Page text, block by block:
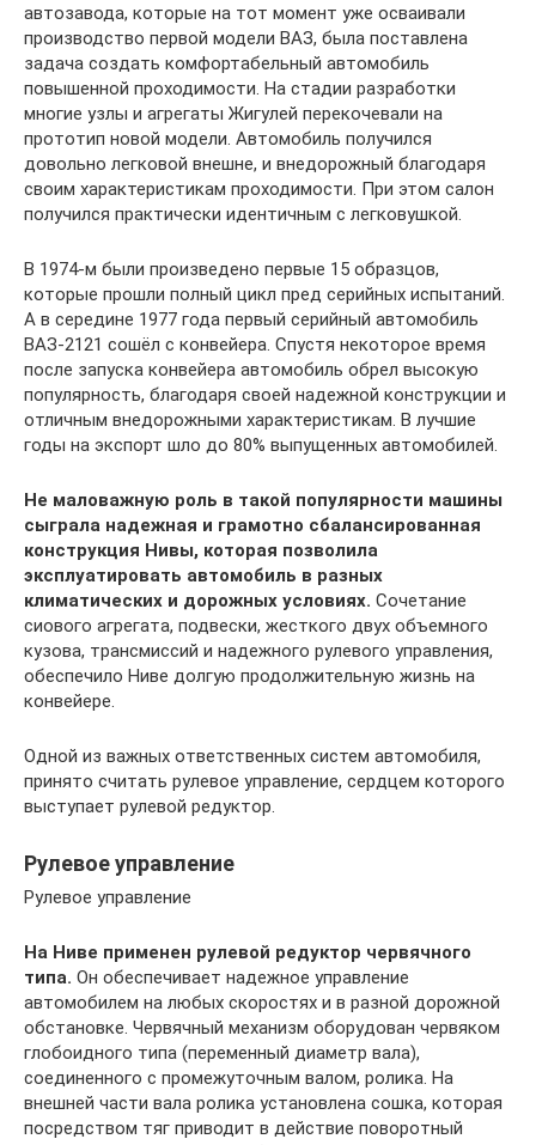
автозавода, которые на тот момент уже осваивали
производство первой модели ВАЗ, была поставлена
задача создать комфортабельный автомобиль
повышенной проходимости. На стадии разработки
многие узлы и агрегаты Жигулей перекочевали на
прототип новой модели. Автомобиль получился
довольно легковой внешне, и внедорожный благодаря
своим характеристикам проходимости. При этом салон
получился практически идентичным с легковушкой.
В 1974-м были произведено первые 15 образцов,
которые прошли полный цикл пред серийных испытаний.
А в середине 1977 года первый серийный автомобиль
ВАЗ-2121 сошёл с конвейера. Спустя некоторое время
после запуска конвейера автомобиль обрел высокую
популярность, благодаря своей надежной конструкции и
отличным внедорожными характеристикам. В лучшие
годы на экспорт шло до 80% выпущенных автомобилей.
Не маловажную роль в такой популярности машины
сыграла надежная и грамотно сбалансированная
конструкция Нивы, которая позволила
эксплуатировать автомобиль в разных
климатических и дорожных условиях. Сочетание
сиового агрегата, подвески, жесткого двух объемного
кузова, трансмиссий и надежного рулевого управления,
обеспечило Ниве долгую продолжительную жизнь на
конвейере.
Одной из важных ответственных систем автомобиля,
принято считать рулевое управление, сердцем которого
выступает рулевой редуктор.
Рулевое управление
Рулевое управление
На Ниве применен рулевой редуктор червячного
типа. Он обеспечивает надежное управление
автомобилем на любых скоростях и в разной дорожной
обстановке. Червячный механизм оборудован червяком
глобоидного типа (переменный диаметр вала),
соединенного с промежуточным валом, ролика. На
внешней части вала ролика установлена сошка, которая
посредством тяг приводит в действие поворотный